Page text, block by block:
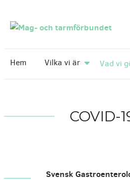
Hem Vilka vi är Vad vi
COVID-
Svensk